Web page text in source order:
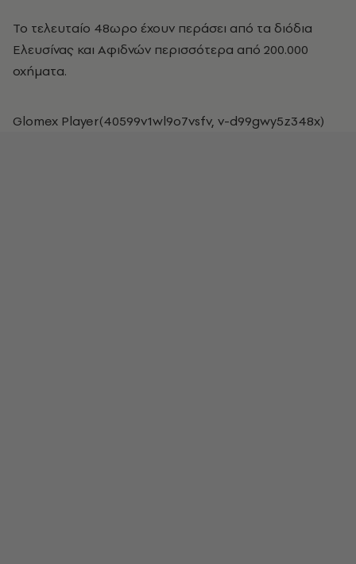
Το τελευταίο 48ωρο έχουν περάσει από τα διόδια
Ελευσίνας και Αφιδνών περισσότερα από 200.000
οχήματα.
Glomex Player(40599v1wl9o7vsfv, v-d99gwy5z348x)